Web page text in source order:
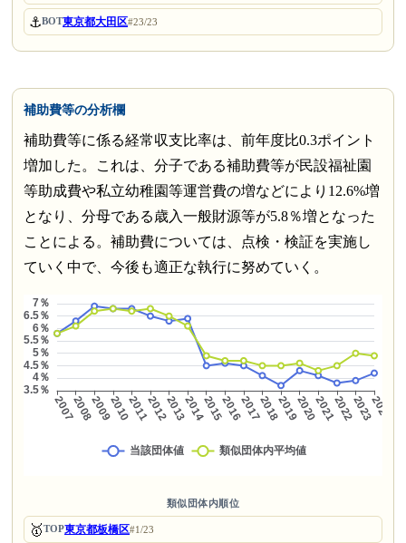
⚓BOT東京都大田区#23/23
補助費等の分析欄
補助費等に係る経常収支比率は、前年度比0.3ポイント
増加した。これは、分子である補助費等が民設福祉園
等助成費や私立幼稚園等運営費の増などにより12.6%増
となり、分母である歳入一般財源等が5.8％増となった
ことによる。補助費については、点検・検証を実施し
ていく中で、今後も適正な執行に努めていく。
類似団体内順位
🥇TOP東京都板橋区#1/23